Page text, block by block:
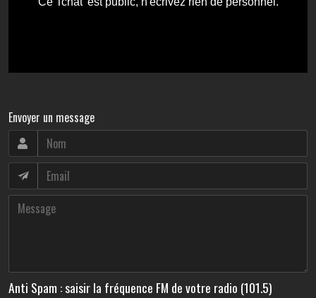
Envoyer un message
Anti Spam : saisir la fréquence FM de votre radio (101.5)